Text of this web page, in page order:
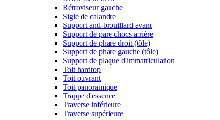
Rétroviseur gauche
Sigle de calandre
Support anti-brouillard avant
Support de pare chocs arrière
Support de phare droit (tôle)
Support de phare gauche (tôle)
Support de plaque d'immatriculation
Toit hardtop
Toit ouvrant
Toit panoramique
Trappe d'essence
Traverse inférieure
Traverse supérieure